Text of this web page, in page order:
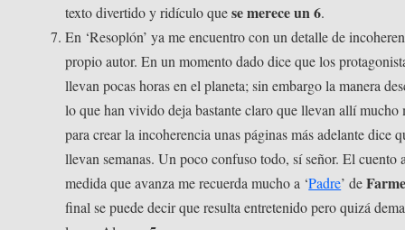
texto divertido y ridículo quese merece un 6.
En ‘Resoplón’ ya me encuentro con un detalle de
propio autor. En un momento dado dice que los
llevan pocas horas en el planeta; sin embargo la manera
lo que han vivido deja bastante claro que llevan allí mucho
para crear la incoherencia unas páginas más adelante dice
llevan semanas. Un poco confuso todo, sí señor. El cuento
medida que avanza me recuerda mucho a ‘Padre’ de
final se puede decir que resulta entretenido pero quizá